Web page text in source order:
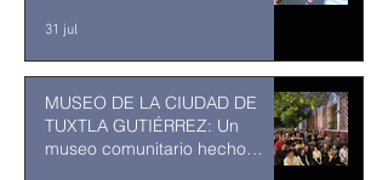
31 jul
MUSEO DE LA CIUDAD DE
TUXTLA GUTIÉRREZ: Un
museo comunitario hecho